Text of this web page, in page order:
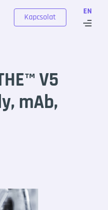
EN
Kapcsolat
V5
mAb,